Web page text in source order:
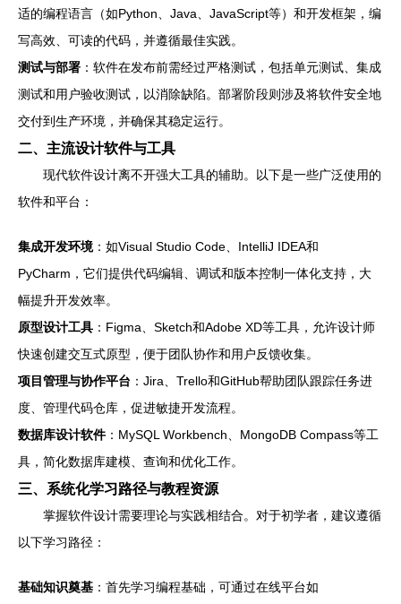
适的编程语言（如Python、Java、JavaScript等）和开发框架，编
写高效、可读的代码，并遵循最佳实践。
测试与部署 ：软件在发布前需经过严格测试，包括单元测试、集成
测试和用户验收测试，以消除缺陷。部署阶段则涉及将软件安全地
交付到生产环境，并确保其稳定运行。
二、主流设计软件与工具
现代软件设计离不开强大工具的辅助。以下是一些广泛使用的
软件和平台：
集成开发环境：如Visual Studio Code、IntelliJ IDEA和
PyCharm，它们提供代码编辑、调试和版本控制一体化支持，大
幅提升开发效率。
原型设计工具 ：Figma、Sketch和Adobe XD等工具，允许设计师
快速创建交互式原型，便于团队协作和用户反馈收集。
项目管理与协作平台 ：Jira、Trello和GitHub帮助团队跟踪任务进
度、管理代码仓库，促进敏捷开发流程。
数据库设计软件：MySQL Workbench、MongoDB Compass等工
具，简化数据库建模、查询和优化工作。
三、系统化学习路径与教程资源
掌握软件设计需要理论与实践相结合。对于初学者，建议遵循
以下学习路径：
基础知识奠基 ：首先学习编程基础，可通过在线平台如